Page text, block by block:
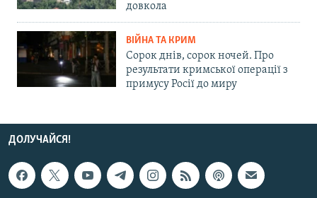
довкола
ВІЙНА ТА КРИМ
Сорок днів, сорок ночей. Про
результати кримської операції з
примусу Росії до миру
ДОЛУЧАЙСЯ!